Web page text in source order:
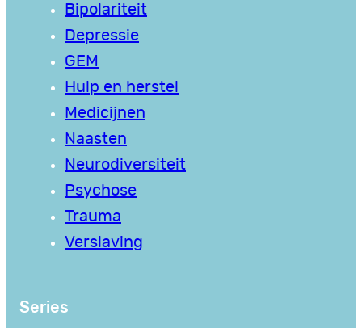
Bipolariteit
Depressie
GEM
Hulp en herstel
Medicijnen
Naasten
Neurodiversiteit
Psychose
Trauma
Verslaving
Series